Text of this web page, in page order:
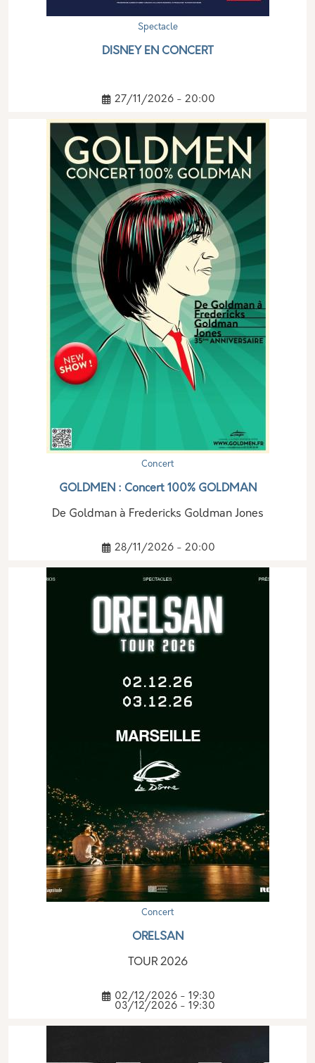
Spectacle
DISNEY EN CONCERT
27/11/2026 - 20:00
Concert
GOLDMEN : Concert 100% GOLDMAN
De Goldman à Fredericks Goldman Jones
28/11/2026 - 20:00
Concert
ORELSAN
TOUR 2026
02/12/2026 - 19:30
03/12/2026 - 19:30